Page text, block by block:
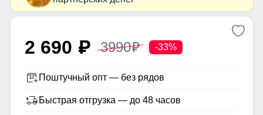
2 690 p 3990p -33%
Поштучный опт — без рядов
Быстрая отгрузка — до 48 часов